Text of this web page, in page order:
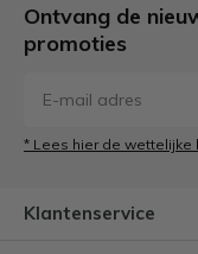
Ontvang de
promoties
* Lees hier de wettelijke
Klantenservice